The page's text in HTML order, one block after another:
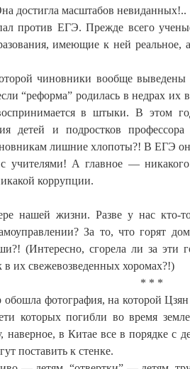
достигла масштабов невиданных!..
против ЕГЭ. Прежде всего
имеющие к ней
чиновники вообще
“реформа” родилась в недрах
в штыки. В этом
детей и подростков
лишние хлопоты?! В ЕГЭ
учителями! А главное — никакого
коррупции.
нашей жизни. Разве у нас кто-
За то, что горят
(Интересно, сгорела ли за эти
их свежевозведенных хоромах?!)
* * *
фотография, на которой
которых погибли во время
наверное, в Китае все в порядке с
поставить к стенке.